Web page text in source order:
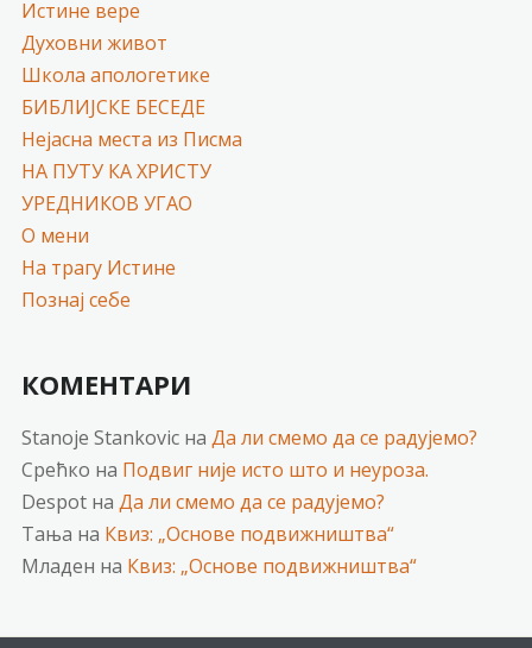
Истине вере
Духовни живот
Школа апологетике
БИБЛИЈСКЕ БЕСЕДЕ
Нејасна места из Писма
НА ПУТУ КА ХРИСТУ
УРЕДНИКОВ УГАО
О мени
На трагу Истине
Познај себе
КОМЕНТАРИ
Stanoje Stankovicна Да ли смемо да се радујемо?
Срећко на Подвиг није исто што и неуроза.
Despotна Да ли смемо да се радујемо?
Тања на Квиз: „Основе подвижништва“
Младен на Квиз: „Основе подвижништва“